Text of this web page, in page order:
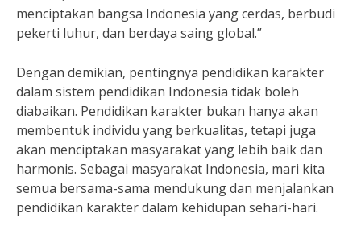
menciptakan bangsa Indonesia yang cerdas, berbudi
pekerti luhur, dan berdaya saing global.”
Dengan demikian, pentingnya pendidikan karakter
dalam sistem pendidikan Indonesia tidak boleh
diabaikan. Pendidikan karakter bukan hanya akan
membentuk individu yang berkualitas, tetapi juga
akan menciptakan masyarakat yang lebih baik dan
harmonis. Sebagai masyarakat Indonesia, mari kita
semua bersama-sama mendukung dan menjalankan
pendidikan karakter dalam kehidupan sehari-hari.